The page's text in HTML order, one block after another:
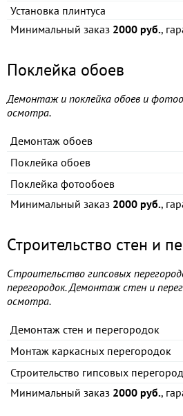
Установка плинтуса
Минимальный заказ 2000 руб.,
Поклейка обоев
Демонтаж и поклейка обоев и
осмотра.
Демонтаж обоев
Поклейка обоев
Поклейка фотообоев
Минимальный заказ 2000 руб.,
Строительство стен и
Строительство гипсовых
перегородок. Демонтаж стен и
осмотра.
Демонтаж стен и перегородок
Монтаж каркасных перегородок
Строительство гипсовых
Минимальный заказ 2000 руб.,